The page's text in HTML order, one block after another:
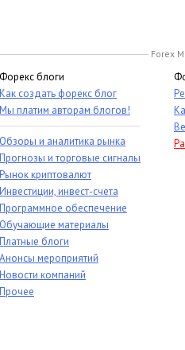
Forex
Форекс блоги
Как создать форекс блог
Мы платим авторам блогов!
Обзоры и аналитика рынка
Прогнозы и торговые сигналы
Рынок криптовалют
Инвестиции, инвест-счета
Программное обеспечение
Обучающие материалы
Платные блоги
Анонсы мероприятий
Новости компаний
Прочее